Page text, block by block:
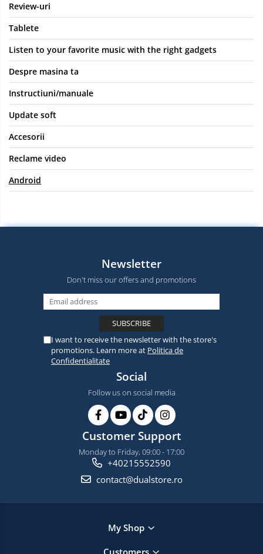
Review-uri
Tablete
Listen to your favorite music with the right gadgets
Despre masina ta
Instructiuni/manuale
Update soft
Accesorii
Reclame video
Android
Newsletter
Don't miss our offers and promotions
I want to receive the newsletter with the store's
promotions. Learn more at Politica de
Confidentialitate
Social
Follow us on social media
Customer Support
Monday to Friday, 09:00 - 17:00
+40215552590
contact@dualstore.ro
My Shop
Customers